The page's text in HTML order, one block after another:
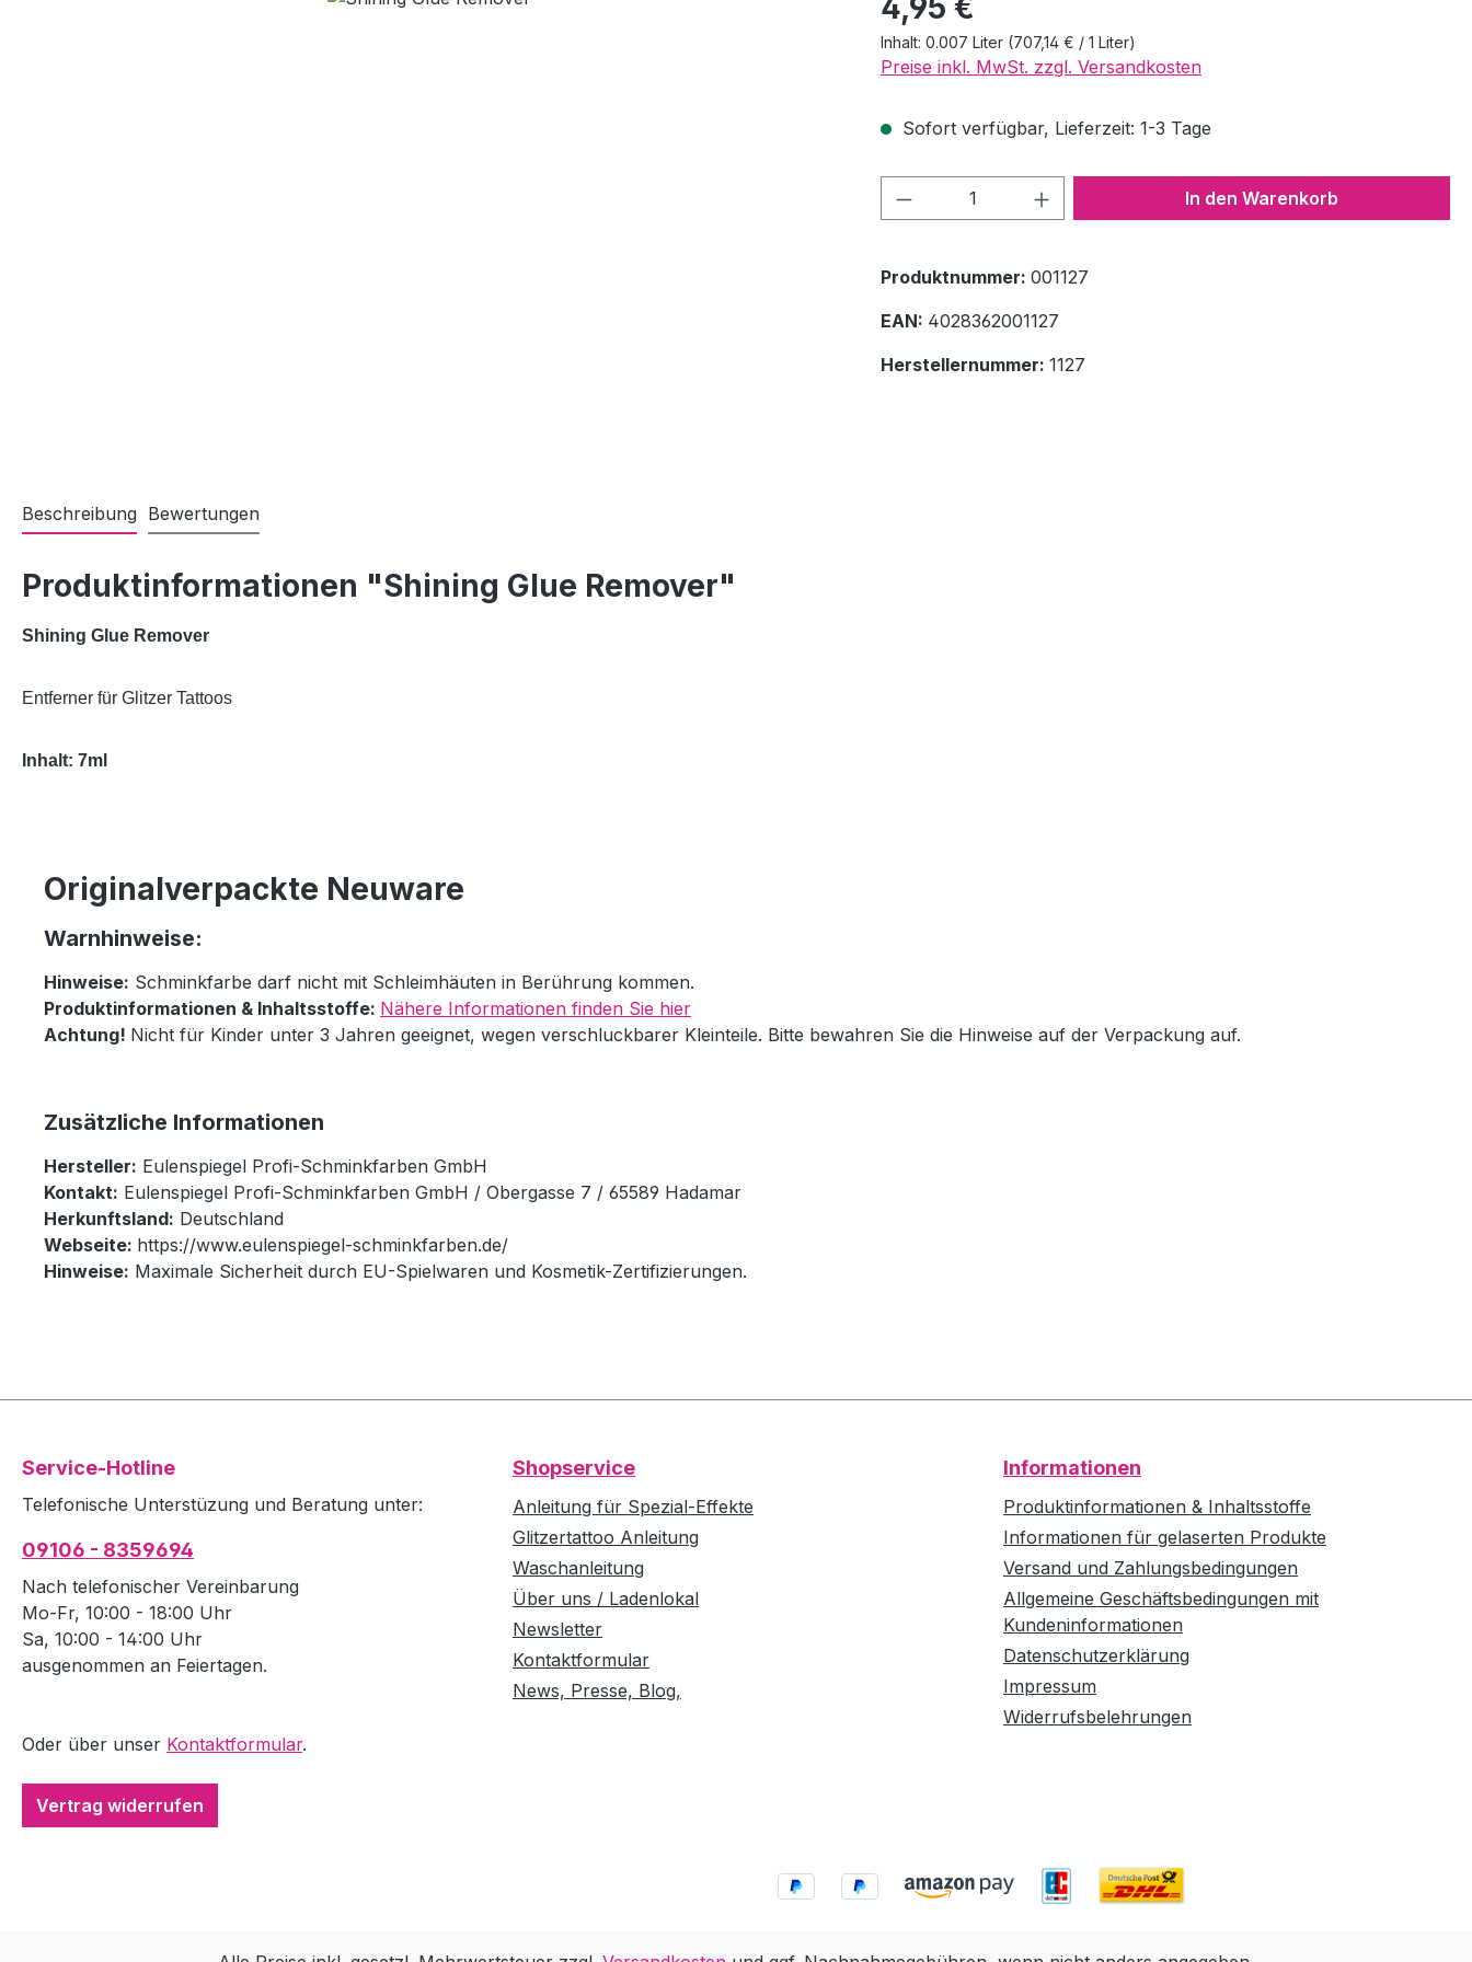
Inhalt: 0.007 Liter (707,14 € / 1 Liter)
Preise inkl. MwSt. zzgl. Versandkosten
Sofort verfügbar, Lieferzeit: 1-3 Tage
Produkt Anzahl: Gib den gewünschten Wert
In den Warenkorb
Produktnummer: 001127
EAN: 4028362001127
Herstellernummer: 1127
Beschreibung Bewertungen
Produktinformationen "Shining Glue Remover"
Shining Glue Remover
Entferner für Glitzer Tattoos
Inhalt: 7ml
Originalverpackte Neuware
Warnhinweise:
Hinweise: Schminkfarbe darf nicht mit Schleimhäuten in Berührung kommen.
Produktinformationen & Inhaltsstoffe: Nähere Informationen finden Sie hier
Achtung! Nicht für Kinder unter 3 Jahren geeignet, wegen verschluckbarer Kleinteile. Bitte bewahren Sie die Hinweise auf der Verpackung auf.
Zusätzliche Informationen
Hersteller: Eulenspiegel Profi-Schminkfarben GmbH
Kontakt: Eulenspiegel Profi-Schminkfarben GmbH / Obergasse 7 / 65589 Hadamar
Herkunftsland: Deutschland
Webseite: https://www.eulenspiegel-schminkfarben.de/
Hinweise: Maximale Sicherheit durch EU-Spielwaren und Kosmetik-Zertifizierungen.
Service-Hotline
Telefonische Unterstüzung und Beratung unter:
09106 - 8359694
Nach telefonischer Vereinbarung
Mo-Fr, 10:00 - 18:00 Uhr
Sa, 10:00 - 14:00 Uhr
ausgenommen an Feiertagen.
Oder über unser Kontaktformular.
Vertrag widerrufen
Shopservice
Anleitung für Spezial-Effekte
Glitzertattoo Anleitung
Waschanleitung
Über uns / Ladenlokal
Newsletter
Kontaktformular
News, Presse, Blog,
Informationen
Produktinformationen & Inhaltsstoffe
Informationen für gelaserten Produkte
Versand und Zahlungsbedingungen
Allgemeine Geschäftsbedingungen mit
Kundeninformationen
Datenschutzerklärung
Impressum
Widerrufsbelehrungen